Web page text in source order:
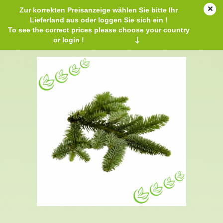
Zur korrekten Preisanzeige wählen Sie bitte Ihr
Lieferland aus oder loggen Sie sich ein !
To see the correct prices please choose your country
or login !
↓
Äth. Edeltannennadelöl 20 ml